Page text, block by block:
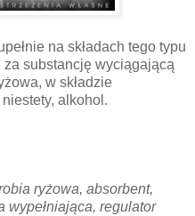
na składach tego typu
za substancję wyciągającą
w składzie
alkohol.
ryżowa, absorbent,
wypełniająca, regulator